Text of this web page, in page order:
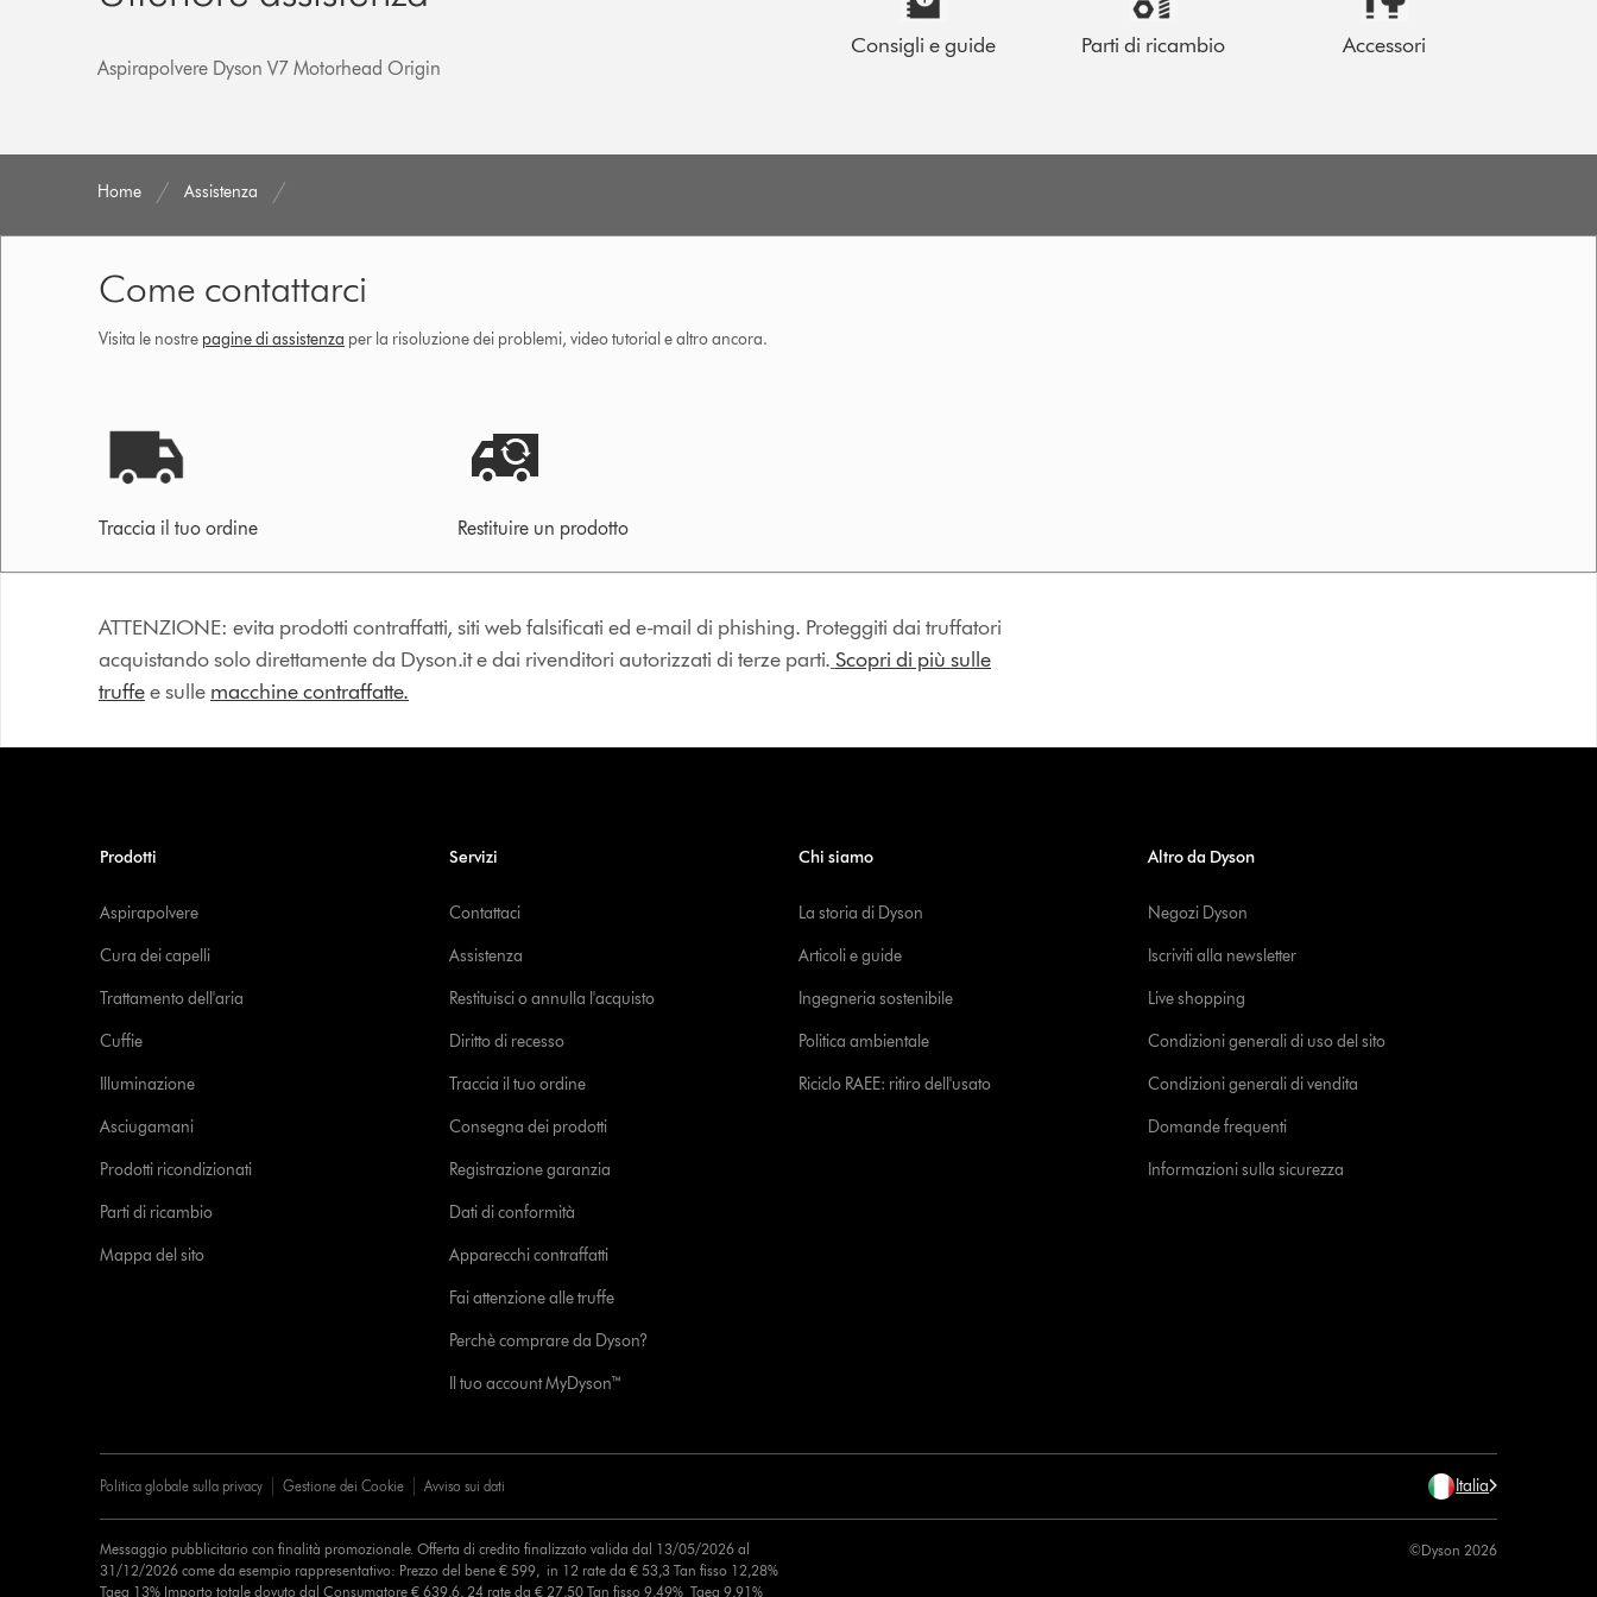
Aspirapolvere Dyson V7 Motorhead Origin
Consigli e guide Parti di ricambio Accessori
Home Assistenza
Come contattarci
Visita le nostre pagine di assistenza per la risoluzione dei problemi, video tutorial e altro ancora.
Traccia il tuo ordine Restituire un prodotto
ATTENZIONE: evita prodotti contraffatti, siti web falsificati ed e-mail di phishing. Proteggiti dai truffatori
acquistando solo direttamente da Dyson.it e dai rivenditori autorizzati di terze parti. Scopri di più sulle
truffee sulle macchine contraffatte.
Prodotti
Aspirapolvere
Cura dei capelli
Trattamento dell'aria
Cuffie
Illuminazione
Asciugamani
Prodotti ricondizionati
Parti di ricambio
Mappa del sito
Servizi
Contattaci
Assistenza
Restituisci o annulla l'acquisto
Diritto di recesso
Traccia il tuo ordine
Consegna dei prodotti
Registrazione garanzia
Dati di conformità
Apparecchi contraffatti
Fai attenzione alle truffe
Perchè comprare da Dyson?
Il tuo account MyDyson™
Chi siamo
La storia di Dyson
Articoli e guide
Ingegneria sostenibile
Politica ambientale
Riciclo RAEE: ritiro dell'usato
Altro da Dyson
Negozi Dyson
Iscriviti alla newsletter
Live shopping
Condizioni generali di uso del sito
Condizioni generali di vendita
Domande frequenti
Informazioni sulla sicurezza
Politica globale sulla privacy Gestione dei Cookie Avviso sui dati Italia
Messaggio pubblicitario con finalità promozionale. Offerta di credito finalizzato valida dal 13/05/2026 al
31/12/2026 come da esempio rappresentativo: Prezzo del bene € 599, in 12 rate da € 53,3 Tan fisso 12,28%
Taeg 13% Importo totale dovuto dal Consumatore € 639,6, 24 rate da € 27,50 Tan fisso 9,49% Taeg 9,91%
©Dyson 2026